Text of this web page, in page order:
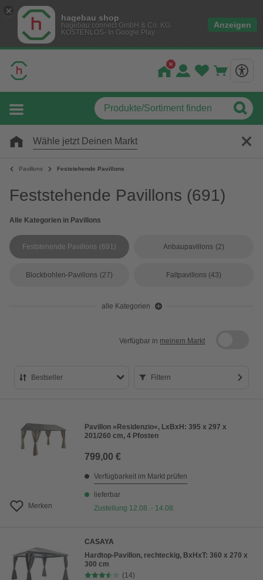
hagebau shop
hagebau connect GmbH & Co. KG
KOSTENLOS- In Google Play
Anzeigen
Wähle jetzt Deinen Markt
Pavillons Feststehende Pavillons
Feststehende Pavillons (691)
Alle Kategorien in Pavillons
Feststehende Pavillons (691) Anbaupavillons (2)
Blockbohlen-Pavillons (27) Faltpavillons (43)
alle Kategorien
Verfügbar in meinem Markt
Bestseller
Preis aufsteigend
Preis absteigend
Filtern
Merken
Pavillon »Residenzio«, LxBxH: 395 x 297 x
201/260 cm, 4 Pfosten
799,00 €
Verfügbarkeit im Markt prüfen
lieferbar
Zustellung 12.08. - 14.08.
CASAYA
Hardtop-Pavillon, rechteckig, BxHxT: 360 x 270 x
300 cm
(14)